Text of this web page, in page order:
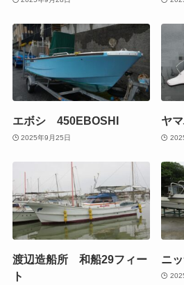
エボシ 450EBOSHI
2025年9月25日
ヤ
渡辺造船所 和船29フィー
ト
ニ